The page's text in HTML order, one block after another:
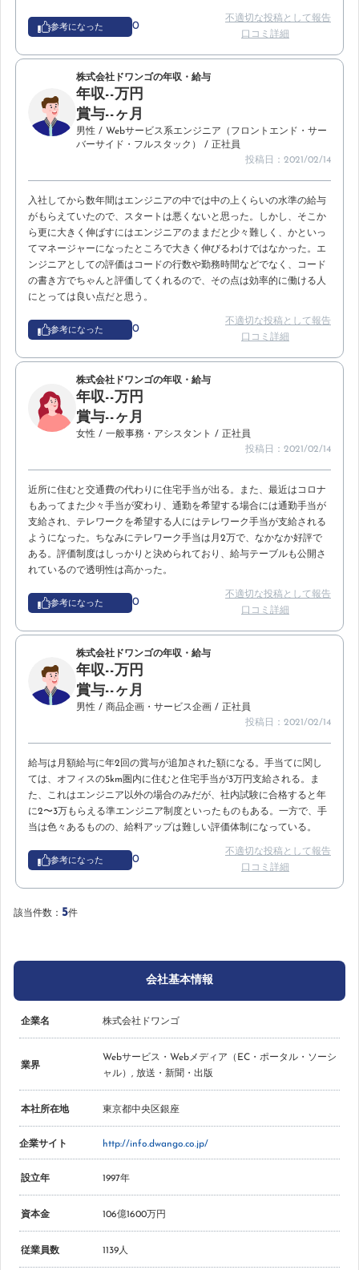
参考になった 0
不適切な投稿として報告
口コミ詳細
株式会社ドワンゴの年収・給与
年収--万円
賞与--ヶ月
男性 / Webサービス系エンジニア（フロントエンド・サー
バーサイド・フルスタック）
/ 正社員
投稿日：2021/02/14
入社してから数年間はエンジニアの中では中の上くらいの水準の給与
がもらえていたので、スタートは悪くないと思った。しかし、そこか
ら更に大きく伸ばすにはエンジニアのままだと少々難しく、かといっ
てマネージャーになったところで大きく伸びるわけではなかった。エ
ンジニアとしての評価はコードの行数や勤務時間などでなく、コード
の書き方でちゃんと評価してくれるので、その点は効率的に働ける人
にとっては良い点だと思う。
参考になった 0
不適切な投稿として報告
口コミ詳細
株式会社ドワンゴの年収・給与
年収--万円
賞与--ヶ月
女性 / 一般事務・アシスタント / 正社員
投稿日：2021/02/14
近所に住むと交通費の代わりに住宅手当が出る。また、最近はコロナ
もあってまた少々手当が変わり、通勤を希望する場合には通勤手当が
支給され、テレワークを希望する人にはテレワーク手当が支給される
ようになった。ちなみにテレワーク手当は月2万で、なかなか好評で
ある。評価制度はしっかりと決められており、給与テーブルも公開さ
れているので透明性は高かった。
参考になった 0
不適切な投稿として報告
口コミ詳細
株式会社ドワンゴの年収・給与
年収--万円
賞与--ヶ月
男性 / 商品企画・サービス企画 / 正社員
投稿日：2021/02/14
給与は月額給与に年2回の賞与が追加された額になる。手当てに関し
ては、オフィスの5km圏内に住むと住宅手当が3万円支給される。ま
た、これはエンジニア以外の場合のみだが、社内試験に合格すると年
に2〜3万もらえる準エンジニア制度といったものもある。一方で、手
当は色々あるものの、給料アップは難しい評価体制になっている。
参考になった 0
不適切な投稿として報告
口コミ詳細
該当件数： 5件
会社基本情報
企業名 株式会社ドワンゴ
業界
Webサービス・Webメディア（EC・ポータル・ソーシ
ャル） , 放送・新聞・出版
本社所在地 東京都中央区銀座
企業サイト http://info.dwango.co.jp/
設立年 1997年
資本金 106億1600万円
従業員数 1139人